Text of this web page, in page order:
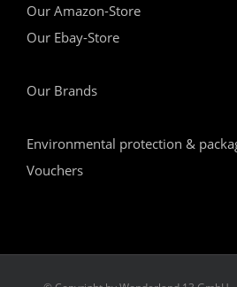
Our Amazon-Store
Our Ebay-Store
Our Brands
Environmental protection &
Vouchers